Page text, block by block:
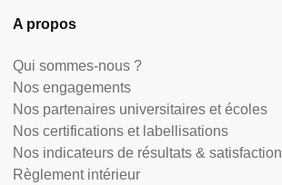
A propos
Qui sommes-nous ?
Nos engagements
Nos partenaires universitaires et écoles
Nos certifications et labellisations
Nos indicateurs de résultats & satisfaction
Règlement intérieur